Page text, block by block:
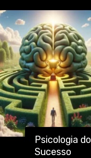
Psicologia do
Sucesso